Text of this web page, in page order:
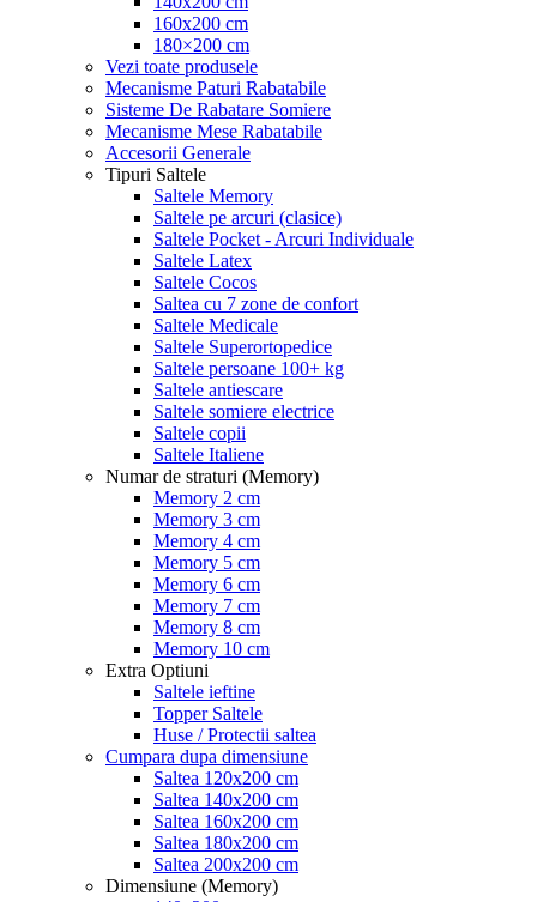
160x200 cm
180×200 cm
Vezi toate produsele
Mecanisme Paturi Rabatabile
Sisteme De Rabatare Somiere
Mecanisme Mese Rabatabile
Accesorii Generale
Tipuri Saltele
Saltele Memory
Saltele pe arcuri (clasice)
Saltele Pocket - Arcuri Individuale
Saltele Latex
Saltele Cocos
Saltea cu 7 zone de confort
Saltele Medicale
Saltele Superortopedice
Saltele persoane 100+ kg
Saltele antiescare
Saltele somiere electrice
Saltele copii
Saltele Italiene
Numar de straturi (Memory)
Memory 2 cm
Memory 3 cm
Memory 4 cm
Memory 5 cm
Memory 6 cm
Memory 7 cm
Memory 8 cm
Memory 10 cm
Extra Optiuni
Saltele ieftine
Topper Saltele
Huse / Protectii saltea
Cumpara dupa dimensiune
Saltea 120x200 cm
Saltea 140x200 cm
Saltea 160x200 cm
Saltea 180x200 cm
Saltea 200x200 cm
Dimensiune (Memory)